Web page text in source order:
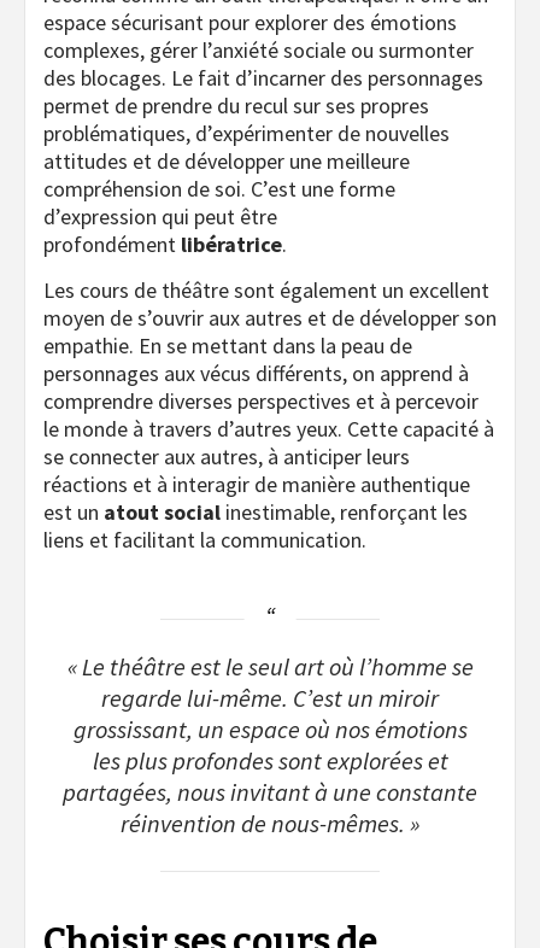
espace sécurisant pour explorer des émotions
complexes, gérer l’anxiété sociale ou surmonter
des blocages. Le fait d’incarner des personnages
permet de prendre du recul sur ses propres
problématiques, d’expérimenter de nouvelles
attitudes et de développer une meilleure
compréhension de soi. C’est une forme
d’expression qui peut être
profondément libératrice.
Les cours de théâtre sont également un excellent
moyen de s’ouvrir aux autres et de développer son
empathie. En se mettant dans la peau de
personnages aux vécus différents, on apprend à
comprendre diverses perspectives et à percevoir
le monde à travers d’autres yeux. Cette capacité à
se connecter aux autres, à anticiper leurs
réactions et à interagir de manière authentique
est un atout social inestimable, renforçant les
liens et facilitant la communication.
« Le théâtre est le seul art où l’homme se
regarde lui-même. C’est un miroir
grossissant, un espace où nos émotions
les plus profondes sont explorées et
partagées, nous invitant à une constante
réinvention de nous-mêmes. »